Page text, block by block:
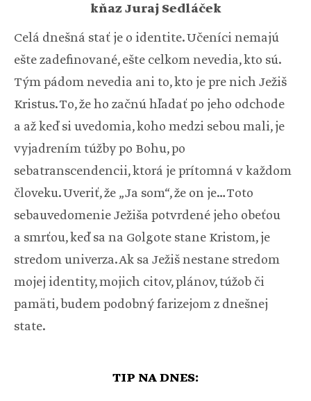
kňaz Juraj Sedláček
Celá dnešná stať je o identite. Učeníci nemajú
ešte zadefinované, ešte celkom nevedia, kto sú.
Tým pádom nevedia ani to, kto je pre nich Ježiš
Kristus. To, že ho začnú hľadať po jeho odchode
a až keď si uvedomia, koho medzi sebou mali, je
vyjadrením túžby po Bohu, po
sebatranscendencii, ktorá je prítomná v každom
človeku. Uveriť, že „Ja som“, že on je… Toto
sebauvedomenie Ježiša potvrdené jeho obeťou
a smrťou, keď sa na Golgote stane Kristom, je
stredom univerza. Ak sa Ježiš nestane stredom
mojej identity, mojich citov, plánov, túžob či
pamäti, budem podobný farizejom z dnešnej
state.
TIP NA DNES: